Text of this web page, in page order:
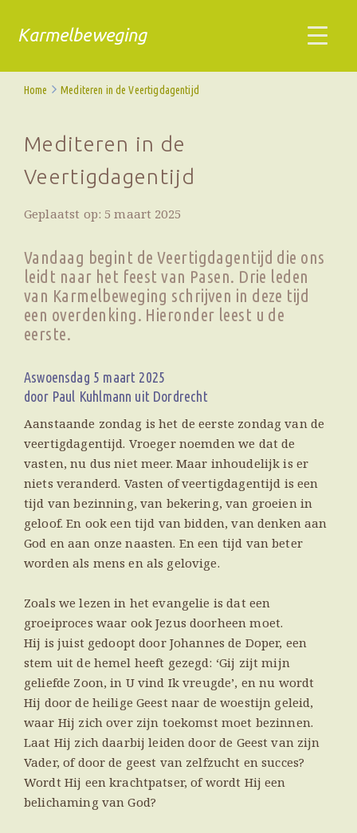
Home Mediteren in de Veertigdagentijd
Mediteren in de
Veertigdagentijd
Geplaatst op: 5 maart 2025
Vandaag begint de Veertigdagentijd die ons
leidt naar het feest van Pasen. Drie leden
van Karmelbeweging schrijven in deze tijd
een overdenking. Hieronder leest u de
eerste.
Aswoensdag 5 maart 2025
door Paul Kuhlmann uit Dordrecht
Aanstaande zondag is het de eerste zondag van de
veertigdagentijd. Vroeger noemden we dat de
vasten, nu dus niet meer. Maar inhoudelijk is er
niets veranderd. Vasten of veertigdagentijd is een
tijd van bezinning, van bekering, van groeien in
geloof. En ook een tijd van bidden, van denken aan
God en aan onze naasten. En een tijd van beter
worden als mens en als gelovige.
Zoals we lezen in het evangelie is dat een
groeiproces waar ook Jezus doorheen moet.
Hij is juist gedoopt door Johannes de Doper, een
stem uit de hemel heeft gezegd: ‘Gij zijt mijn
geliefde Zoon, in U vind Ik vreugde’, en nu wordt
Hij door de heilige Geest naar de woestijn geleid,
waar Hij zich over zijn toekomst moet bezinnen.
Laat Hij zich daarbij leiden door de Geest van zijn
Vader, of door de geest van zelfzucht en succes?
Wordt Hij een krachtpatser, of wordt Hij een
belichaming van God?
Karmelbeweging